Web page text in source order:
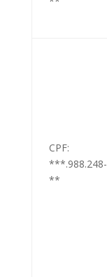
CPF:
***.988.248-
**